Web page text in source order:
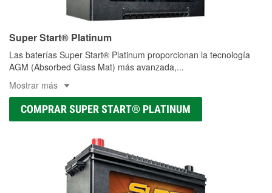
Super Start® Platinum
Las baterías Super Start® Platinum proporcionan la tecnología
AGM (Absorbed Glass Mat) más avanzada,...
Mostrar más
COMPRAR SUPER START® PLATINUM